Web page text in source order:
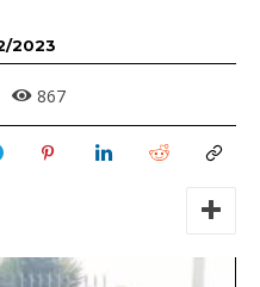
2023
867